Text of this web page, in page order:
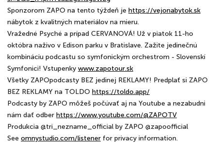
Sponzorom ZAPO na tento týždeň je https://vejonabytok.sk
nábytok z kvalitných materiálov na mieru.
Vražedné Psyché a prípad CERVANOVÁ! Už v piatok 11-ho
októbra naživo v Edison parku v Bratislave. Zažite jedinečnú
kombináciu podcastu so symfonickým orchestrom - Slovenskí
Symfonici! Vstupenky www.zapotour.sk
Všetky ZAPOpodcasty BEZ jedinej REKLAMY! Predplať si ZAPO
BEZ REKLAMY na TOLDO https://toldo.app/
Podcasty by ZAPO môžeš počúvať aj na Youtube a nezabudni
nám dať odber https://www.youtube.com/@ZAPOTV
Produkcia @tri_nezname_official by ZAPO @zapoofficial
See omnystudio.com/listener for privacy information.